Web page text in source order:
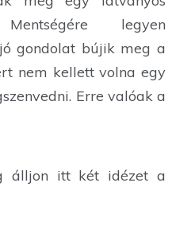
Mentségére legyen
gondolat bújik meg a
nem kellett volna egy
Erre valóak a
álljon itt két idézet a